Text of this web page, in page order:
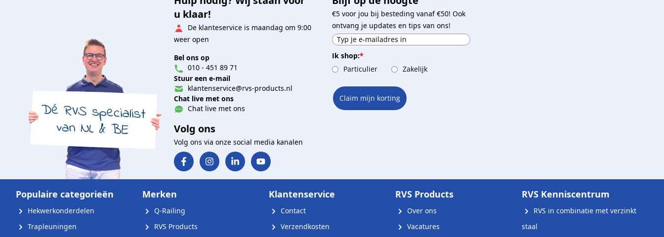
u klaar!
De klanteservice is maandag om 9:00
weer open
Bel ons op
010 - 451 89 71
Stuur een e-mail
klantenservice@rvs-products.nl
Chat live met ons
Chat live met ons
Volg ons
Volg ons via onze social media kanalen
€5 voor jou bij besteding vanaf €50! Ook
ontvang je updates en tips van ons!
Ik shop:*
Particulier
Zakelijk
Claim mijn korting
Populaire categorieën
Hekwerkonderdelen
Trapleuningen
Merken
Q-Railing
RVS Products
Klantenservice
Contact
Verzendkosten
RVS Products
Over ons
Vacatures
RVS Kenniscentrum
RVS in combinatie met verzinkt
staal